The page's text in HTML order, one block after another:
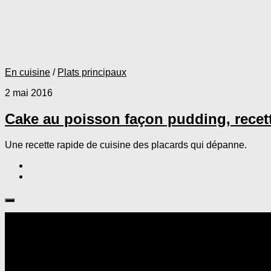
En cuisine / Plats principaux
2 mai 2016
Cake au poisson façon pudding,
Une recette rapide de cuisine des placards qui dépanne.